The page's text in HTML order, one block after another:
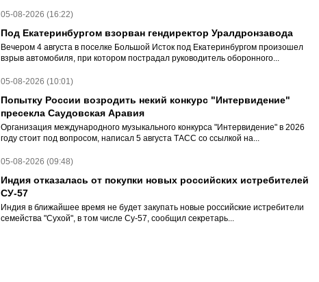
05-08-2026 (16:22)
Под Екатеринбургом взорван гендиректор Уралдронзавода
Вечером 4 августа в поселке Большой Исток под Екатеринбургом произошел
взрыв автомобиля, при котором пострадал руководитель оборонного...
05-08-2026 (10:01)
Попытку России возродить некий конкурс "Интервидение"
пресекла Саудовская Аравия
Организация международного музыкального конкурса "Интервидение" в 2026
году стоит под вопросом, написал 5 августа ТАСС со ссылкой на...
05-08-2026 (09:48)
Индия отказалась от покупки новых российских истребителей
СУ-57
Индия в ближайшее время не будет закупать новые российские истребители
семейства "Сухой", в том числе Су-57, сообщил секретарь...